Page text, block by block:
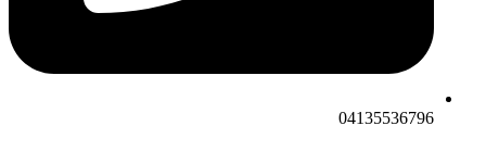
04135536796